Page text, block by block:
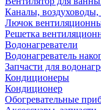
Каналы,
Лючок
Решетка
Водонагреватели
Водонагреватель
Запчасти для
Кондиционеры
Кондиционер
Обогревательные